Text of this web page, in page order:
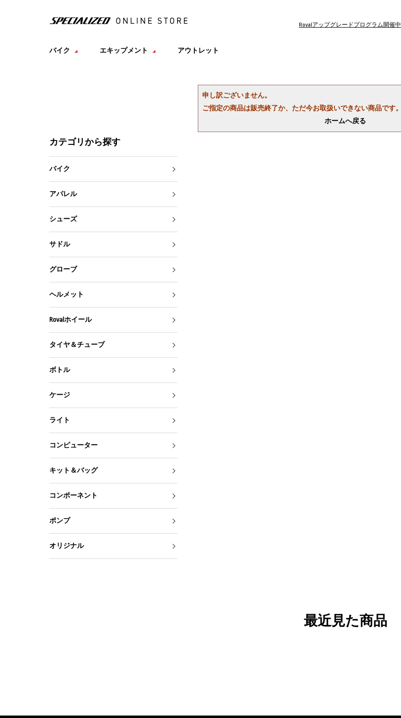
Rovalアップグレードプログラム開催中
バイク エキップメント アウトレット
申し訳ございません。
ご指定の商品は販売終了か、ただ今お取扱いできない商品です。
ホームへ戻る
カテゴリから探す
バイク
アパレル
シューズ
サドル
グローブ
ヘルメット
Rovalホイール
タイヤ＆チューブ
ボトル
ケージ
ライト
コンピューター
キット＆バッグ
コンポーネント
ポンプ
オリジナル
最近見た商品